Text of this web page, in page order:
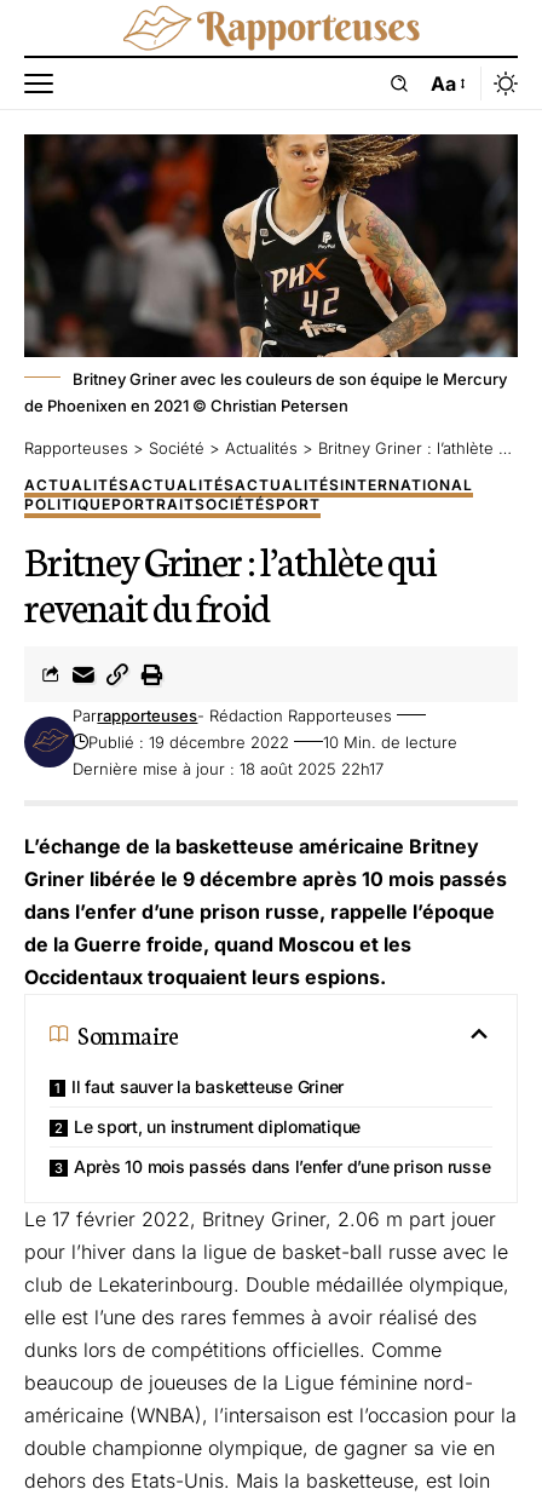
Aa
Britney Griner avec les couleurs de son équipe le Mercury
de Phoenixen en 2021 © Christian Petersen
Rapporteuses > Société > Actualités > Britney Griner : l’athlète qui revenait du froid
ACTUALITÉSACTUALITÉSACTUALITÉSINTERNATIONAL
POLITIQUEPORTRAITSOCIÉTÉSPORT
Britney Griner : l’athlète qui
revenait du froid
Dernière mise à jour : 18 août 2025 22h17
Parrapporteuses- Rédaction Rapporteuses
Publié : 19 décembre 2022
10 Min. de lecture
L’échange de la basketteuse américaine Britney
Griner libérée le 9 décembre après 10 mois passés
dans l’enfer d’une prison russe, rappelle l’époque
de la Guerre froide, quand Moscou et les
Occidentaux troquaient leurs espions.
Sommaire
Il faut sauver la basketteuse Griner
Le sport, un instrument diplomatique
Après 10 mois passés dans l’enfer d’une prison russe
Le 17 février 2022, Britney Griner, 2.06 m part jouer
pour l’hiver dans la ligue de basket-ball russe avec le
club de Lekaterinbourg. Double médaillée olympique,
elle est l’une des rares femmes à avoir réalisé des
dunks lors de compétitions officielles. Comme
beaucoup de joueuses de la Ligue féminine nord-
américaine (WNBA), l’intersaison est l’occasion pour la
double championne olympique, de gagner sa vie en
dehors des Etats-Unis. Mais la basketteuse, est loin